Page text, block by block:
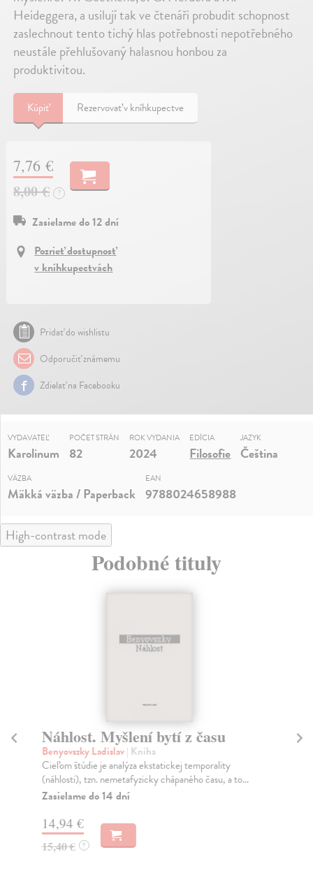
Heideggera, a usilují tak ve čtenáři probudit schopnost
zaslechnout tento tichý hlas potřebnosti nepotřebného
neustále přehlušovaný halasnou honbou za
produktivitou.
Kúpiť Rezervovať v kníhkupectve
7,76 €
8,00 €
?
Zasielame do 12 dní
Pozrieť dostupnosť
v kníhkupectvách
Pridať do wishlistu
Odporučiť známemu
Zdielať na Facebooku
VYDAVATEĽ
Karolinum
POČET STRÁN
82
ROK VYDANIA
2024
EDÍCIA
Filosofie
JAZYK
Čeština
VÄZBA
Mäkká väzba / Paperback
EAN
9788024658988
High-contrast mode
Podobné tituly
Náhlost. Myšlení bytí z času
Benyovszky Ladislav| Kniha
Cieľom štúdie je analýza ekstatickej temporality
(náhlosti), tzn. nemetafyzicky chápaného času, a to...
Zasielame do 14 dní
14,94 €
15,40 € ?